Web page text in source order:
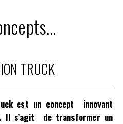
TRUCK
est un concept innovant
Il s’agit de transformer un